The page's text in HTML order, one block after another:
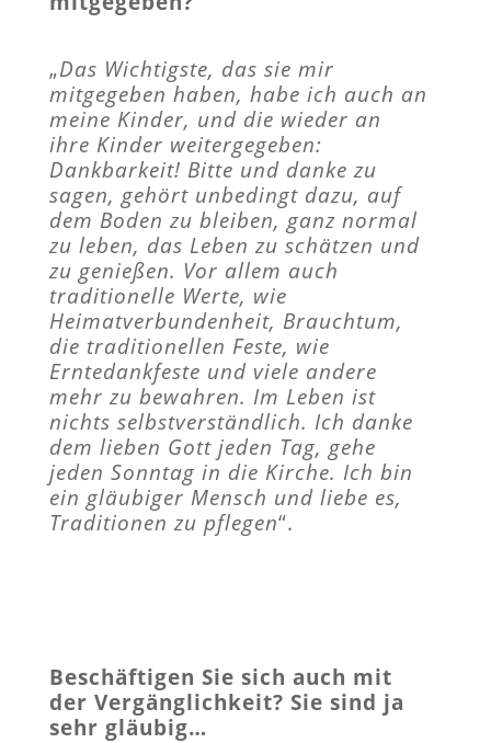
„Das Wichtigste, das sie mir
mitgegeben haben, habe ich auch an
meine Kinder, und die wieder an
ihre Kinder weitergegeben:
Dankbarkeit! Bitte und danke zu
sagen, gehört unbedingt dazu, auf
dem Boden zu bleiben, ganz normal
zu leben, das Leben zu schätzen und
zu genießen. Vor allem auch
traditionelle Werte, wie
Heimatverbundenheit, Brauchtum,
die traditionellen Feste, wie
Erntedankfeste und viele andere
mehr zu bewahren. Im Leben ist
nichts selbstverständlich. Ich danke
dem lieben Gott jeden Tag, gehe
jeden Sonntag in die Kirche. Ich bin
ein gläubiger Mensch und liebe es,
Traditionen zu pflegen“.
Beschäftigen Sie sich auch mit
der Vergänglichkeit? Sie sind ja
sehr gläubig…